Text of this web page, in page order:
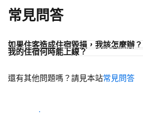
常見問答
如果住客造成住宿毀損，我該怎麼辦？
我的住宿何時能上線？
還有其他問題嗎？請見本站常見問答
開始迎接住客